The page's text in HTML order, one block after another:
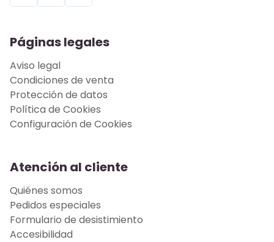
Páginas legales
Aviso legal
Condiciones de venta
Protección de datos
Política de Cookies
Configuración de Cookies
Atención al cliente
Quiénes somos
Pedidos especiales
Formulario de desistimiento
Accesibilidad